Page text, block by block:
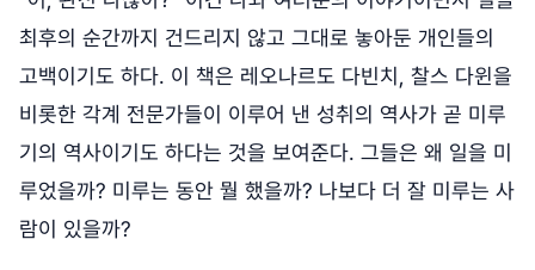
최후의 순간까지 건드리지 않고 그대로 놓아둔 개인들의
고백이기도 하다. 이 책은 레오나르도 다빈치, 찰스 다윈을
비롯한 각계 전문가들이 이루어 낸 성취의 역사가 곧 미루
기의 역사이기도 하다는 것을 보여준다. 그들은 왜 일을 미
루었을까? 미루는 동안 뭘 했을까? 나보다 더 잘 미루는 사
람이 있을까?